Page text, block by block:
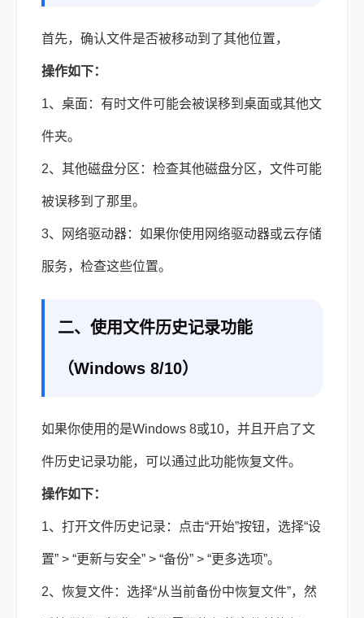
首先，确认文件是否被移动到了其他位置，
操作如下：
1、桌面：有时文件可能会被误移到桌面或其他文
件夹。
2、其他磁盘分区：检查其他磁盘分区，文件可能
被误移到了那里。
3、网络驱动器：如果你使用网络驱动器或云存储
服务，检查这些位置。
二、使用文件历史记录功能
（Windows 8/10）
如果你使用的是Windows 8或10，并且开启了文
件历史记录功能，可以通过此功能恢复文件。
操作如下：
1、打开文件历史记录：点击“开始”按钮，选择“设
置” > “更新与安全” > “备份” > “更多选项”。
2、恢复文件：选择“从当前备份中恢复文件”，然